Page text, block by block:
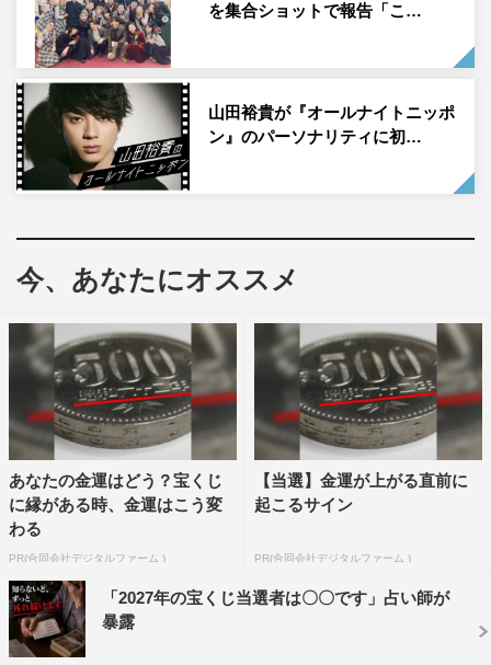
©2022「ハザードランプ」製作委員会
解禁されたシーン写真では、夜の街で代行ドライバーとし
て働くベテランの須貝と、新人ドライバーの刈谷がそれぞ
れの思いを抱えながら勤務する姿や、各々の性格を表すか
のように、ある事件の後にサイズが絶妙に異なった花束を
持って病院を一緒に見舞う姿が切り取られている。
そして、須貝が最愛の女性・美乃梨（松本若菜）と仲むつ
まじい様子で見つめ合うカット、須貝に詰め寄るズーコ
（中村中）、金づちを持って鬼気迫る表情を見せる佳菜子
を集合ショットで報告「こ…
山田裕貴が『オールナイトニッポ
ン』のパーソナリティに初…
今、あなたにオススメ
あなたの金運はどう？宝くじ
に縁がある時、金運はこう変
わる
PR(合同会社デジタルファーム )
【当選】金運が上がる直前に
起こるサイン
PR(合同会社デジタルファーム )
「2027年の宝くじ当選者は〇〇です」占い師が
暴露